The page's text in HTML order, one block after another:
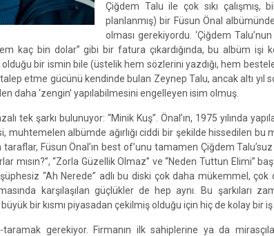
Çiğdem Talu ile çok sıkı çalışmış,
planlanmış) bir Füsun Önal
olması gerekiyordu. ‘Çiğdem
kaç bin dolar” gibi bir fatura çıkardığında, bu albüm işi
olduğu bir ismin bile (üstelik hem sözlerini yazdığı, hem
talep etme gücünü kendinde bulan Zeynep Talu, ancak altı yıl
daha ‘zengin’ yapılabilmesini engelleyen isim olmuş.
tek şarkı bulunuyor: “Minik Kuş”. Önal’ın, 1975 yılında
albümde ağırlığı ciddi bir şekilde hissedilen bu
Füsun Önal’ın best of’unu tamamen Çiğdem Talu’suz
mısın?”, “Zorla Güzellik Olmaz” ve “Neden Tuttun Elimi”
“Ah Nerede” adlı bu diski çok daha mükemmel,
karşılaşılan güçlükler de hep aynı. Bu şarkıları
bir kısmı piyasadan çekilmiş olduğu için hiç de kolay bir iş
gerekiyor. Firmanın ilk sahiplerine ya da